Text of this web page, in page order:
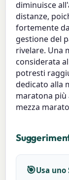
diminuisce
distanze,
fortemente
gestione del
rivelare. Una
considerata
potresti
dedicato alla
maratona più
mezza
🎯Usa uno